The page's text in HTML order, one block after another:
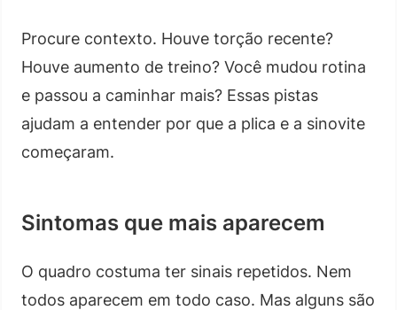
Procure contexto. Houve torção recente?
Houve aumento de treino? Você mudou rotina
e passou a caminhar mais? Essas pistas
ajudam a entender por que a plica e a sinovite
começaram.
Sintomas que mais aparecem
O quadro costuma ter sinais repetidos. Nem
todos aparecem em todo caso. Mas alguns são